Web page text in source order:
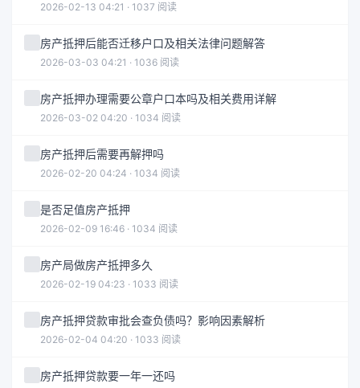
2026-02-13 04:21 · 1037 阅读
房产抵押后能否迁移户口及相关法律问题解答
2026-03-03 04:21 · 1036 阅读
房产抵押办理需要公章户口本吗及相关费用详解
2026-03-02 04:20 · 1034 阅读
房产抵押后需要再解押吗
2026-02-20 04:24 · 1034 阅读
是否足值房产抵押
2026-02-09 16:46 · 1034 阅读
房产局做房产抵押多久
2026-02-19 04:23 · 1033 阅读
房产抵押贷款审批会查负债吗？影响因素解析
2026-02-04 04:20 · 1033 阅读
房产抵押贷款要一年一还吗